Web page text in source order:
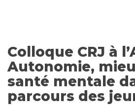
Colloque CRJ à
Autonomie,
santé mentale
parcours des